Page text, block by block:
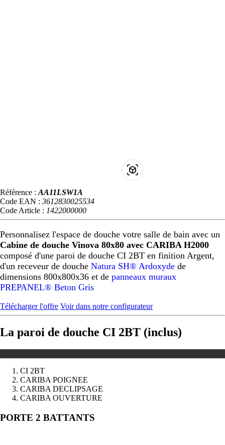
Référence : AA11LSW1A
Code EAN : 3612830025534
Code Article : 1422000000
Personnalisez l'espace de douche votre salle de bain avec un
Cabine de douche Vinova 80x80 avec CARIBA H2000
composé d'une paroi de douche CI 2BT en finition Argent,
d'un receveur de douche Natura SH® Ardoxyde de
dimensions 800x800x36 et de panneaux muraux
PREPANEL® Beton Gris
Télécharger l'offre Voir dans notre configurateur
La paroi de douche CI 2BT (inclus)
CI 2BT
CARIBA POIGNEE
CARIBA DECLIPSAGE
CARIBA OUVERTURE
Précédent
Suivant
PORTE 2 BATTANTS